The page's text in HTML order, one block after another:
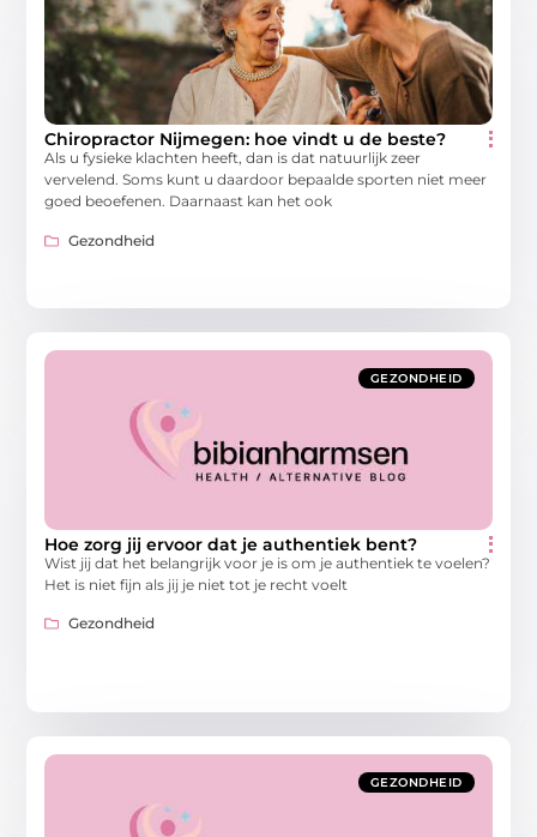
Chiropractor Nijmegen: hoe vindt u de beste?
Als u fysieke klachten heeft, dan is dat natuurlijk zeer
vervelend. Soms kunt u daardoor bepaalde sporten niet meer
goed beoefenen. Daarnaast kan het ook
Gezondheid
GEZONDHEID
Hoe zorg jij ervoor dat je authentiek bent?
Wist jij dat het belangrijk voor je is om je authentiek te voelen?
Het is niet fijn als jij je niet tot je recht voelt
Gezondheid
GEZONDHEID